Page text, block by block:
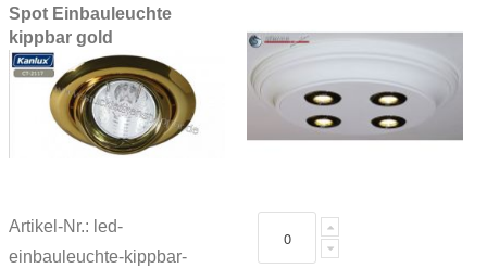
Spot Einbauleuchte
kippbar gold
Artikel-Nr.: led-
einbauleuchte-kippbar-